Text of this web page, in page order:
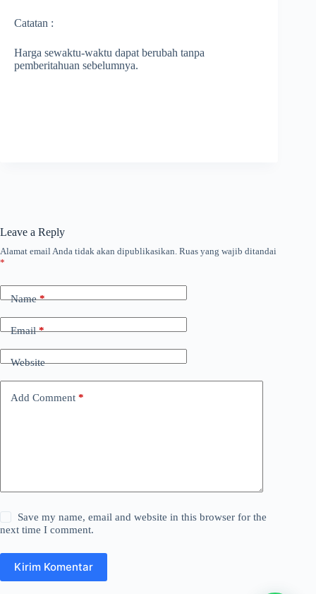
Catatan :
Harga sewaktu-waktu dapat berubah tanpa
pemberitahuan sebelumnya.
Leave a Reply
Alamat email Anda tidak akan dipublikasikan. Ruas yang wajib ditandai
*
Name*
Email*
Website
Add Comment *
Save my name, email and website in this browser for the
next time I comment.
Kirim Komentar